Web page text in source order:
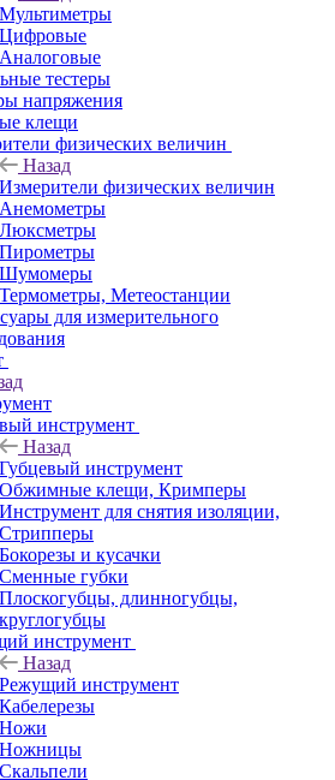
Мультиметры
Цифровые
Аналоговые
тестеры
напряжения
клещи
физических величин
Назад
Измерители физических величин
Анемометры
Люксметры
Пирометры
Шумомеры
Термометры, Метеостанции
для измерительного
инструмент
Назад
Губцевый инструмент
Обжимные клещи, Кримперы
Инструмент для снятия изоляции,
Стрипперы
Бокорезы и кусачки
Сменные губки
Плоскогубцы, длинногубцы,
круглогубцы
инструмент
Назад
Режущий инструмент
Кабелерезы
Ножи
Ножницы
Скальпели